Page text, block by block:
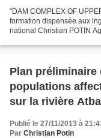
"DAM COMPLEX OF
formation dispensée aux
national Christian POTIN
Plan préliminaire
populations
sur la rivière
Publié le 27/11/2013 à
Par Christian Potin